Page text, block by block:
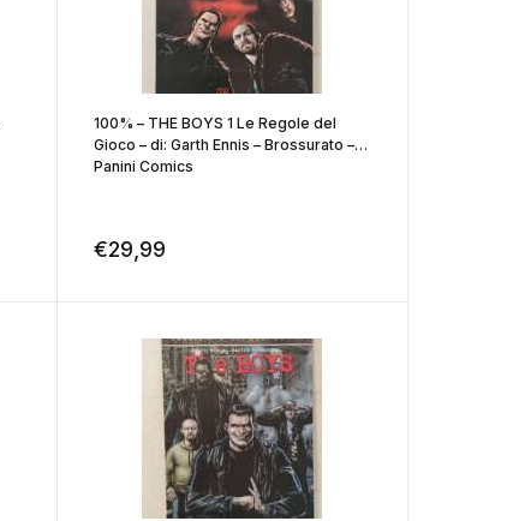
100% – THE BOYS 1 Le Regole del
Gioco – di: Garth Ennis – Brossurato –
Panini Comics
€29,99